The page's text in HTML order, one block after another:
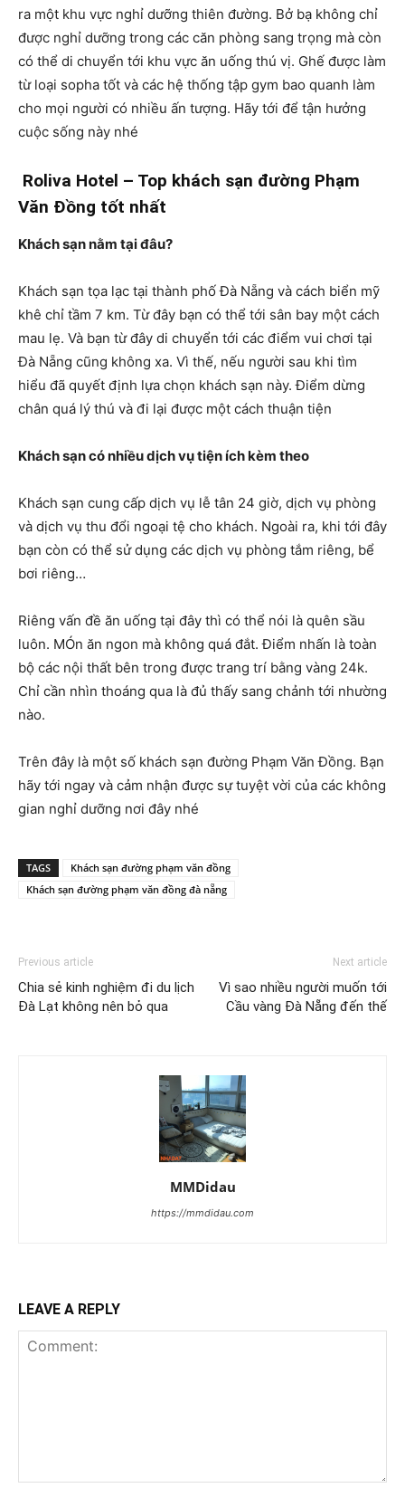
ra một khu vực nghỉ dưỡng thiên đường. Bở bạ không chỉ
được nghỉ dưỡng trong các căn phòng sang trọng mà còn
có thể di chuyển tới khu vực ăn uống thú vị. Ghế được làm
từ loại sopha tốt và các hệ thống tập gym bao quanh làm
cho mọi người có nhiều ấn tượng. Hãy tới để tận hưởng
cuộc sống này nhé
Roliva Hotel – Top khách sạn đường Phạm
Văn Đồng tốt nhất
Khách sạn nằm tại đâu?
Khách sạn tọa lạc tại thành phố Đà Nẵng và cách biển mỹ
khê chỉ tầm 7 km. Từ đây bạn có thể tới sân bay một cách
mau lẹ. Và bạn từ đây di chuyển tới các điểm vui chơi tại
Đà Nẵng cũng không xa. Vì thế, nếu người sau khi tìm
hiểu đã quyết định lựa chọn khách sạn này. Điểm dừng
chân quá lý thú và đi lại được một cách thuận tiện
Khách sạn có nhiều dịch vụ tiện ích kèm theo
Khách sạn cung cấp dịch vụ lễ tân 24 giờ, dịch vụ phòng
và dịch vụ thu đổi ngoại tệ cho khách. Ngoài ra, khi tới đây
bạn còn có thể sử dụng các dịch vụ phòng tắm riêng, bể
bơi riêng…
Riêng vấn đề ăn uống tại đây thì có thể nói là quên sầu
luôn. MÓn ăn ngon mà không quá đắt. Điểm nhấn là toàn
bộ các nội thất bên trong được trang trí bằng vàng 24k.
Chỉ cần nhìn thoáng qua là đủ thấy sang chảnh tới nhường
nào.
Trên đây là một số khách sạn đường Phạm Văn Đồng. Bạn
hãy tới ngay và cảm nhận được sự tuyệt vời của các không
gian nghỉ dưỡng nơi đây nhé
TAGS
Khách sạn đường phạm văn đồng
Khách sạn đường phạm văn đồng đà nẵng
Previous article
Chia sẻ kinh nghiệm đi du lịch
Đà Lạt không nên bỏ qua
Next article
Vì sao nhiều người muốn tới
Cầu vàng Đà Nẵng đến thế
MMDidau
https://mmdidau.com
LEAVE A REPLY